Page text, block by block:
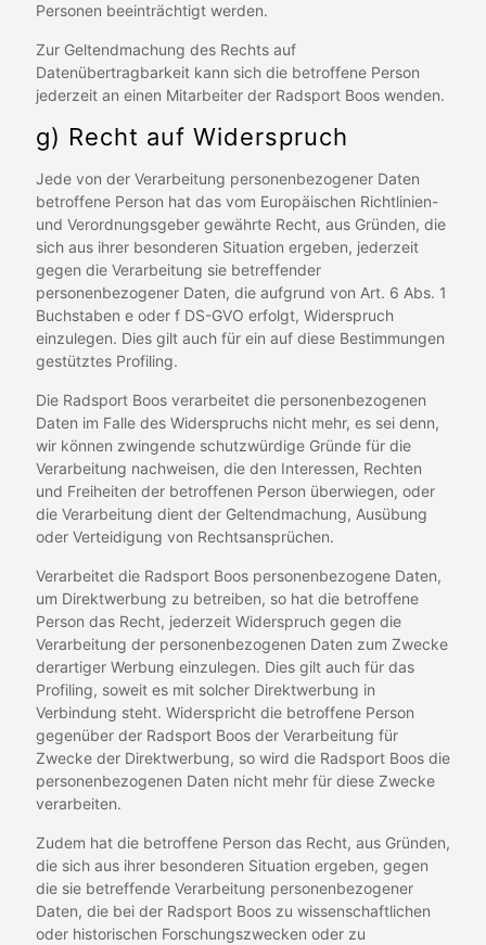
Personen beeinträchtigt werden.
Zur Geltendmachung des Rechts auf
Datenübertragbarkeit kann sich die betroffene Person
jederzeit an einen Mitarbeiter der Radsport Boos wenden.
g) Recht auf Widerspruch
Jede von der Verarbeitung personenbezogener Daten
betroffene Person hat das vom Europäischen Richtlinien-
und Verordnungsgeber gewährte Recht, aus Gründen, die
sich aus ihrer besonderen Situation ergeben, jederzeit
gegen die Verarbeitung sie betreffender
personenbezogener Daten, die aufgrund von Art. 6 Abs. 1
Buchstaben e oder f DS-GVO erfolgt, Widerspruch
einzulegen. Dies gilt auch für ein auf diese Bestimmungen
gestütztes Profiling.
Die Radsport Boos verarbeitet die personenbezogenen
Daten im Falle des Widerspruchs nicht mehr, es sei denn,
wir können zwingende schutzwürdige Gründe für die
Verarbeitung nachweisen, die den Interessen, Rechten
und Freiheiten der betroffenen Person überwiegen, oder
die Verarbeitung dient der Geltendmachung, Ausübung
oder Verteidigung von Rechtsansprüchen.
Verarbeitet die Radsport Boos personenbezogene Daten,
um Direktwerbung zu betreiben, so hat die betroffene
Person das Recht, jederzeit Widerspruch gegen die
Verarbeitung der personenbezogenen Daten zum Zwecke
derartiger Werbung einzulegen. Dies gilt auch für das
Profiling, soweit es mit solcher Direktwerbung in
Verbindung steht. Widerspricht die betroffene Person
gegenüber der Radsport Boos der Verarbeitung für
Zwecke der Direktwerbung, so wird die Radsport Boos die
personenbezogenen Daten nicht mehr für diese Zwecke
verarbeiten.
Zudem hat die betroffene Person das Recht, aus Gründen,
die sich aus ihrer besonderen Situation ergeben, gegen
die sie betreffende Verarbeitung personenbezogener
Daten, die bei der Radsport Boos zu wissenschaftlichen
oder historischen Forschungszwecken oder zu